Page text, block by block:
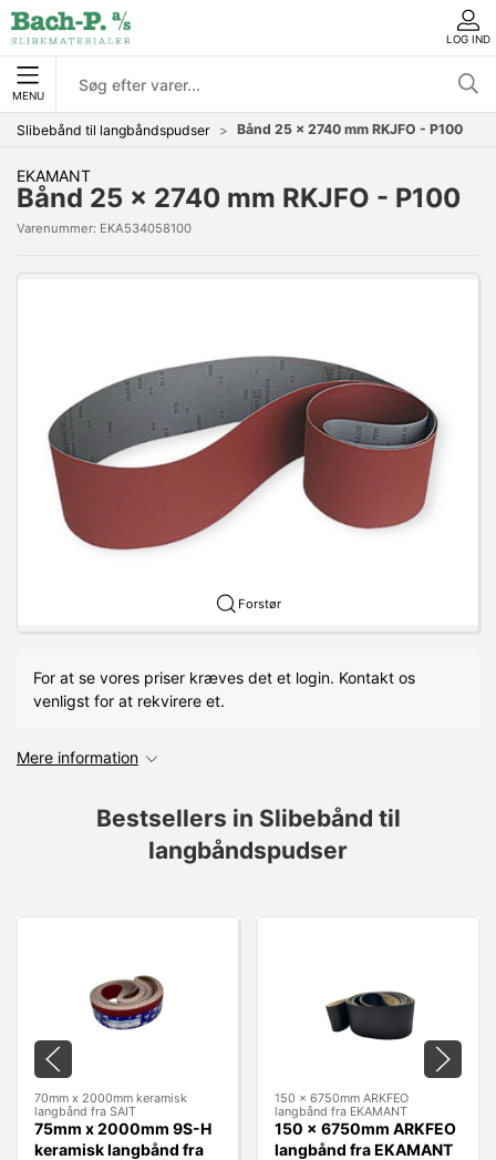
LOG IND
MENU
Slibebånd til langbåndspudser Bånd 25 x 2740 mm RKJFO - P100
EKAMANT
Bånd 25 x 2740 mm RKJFO - P100
Varenummer: EKA534058100
Forstør
For at se vores priser kræves det et login. Kontakt os
venligst for at rekvirere et.
Mere information
Bestsellers in Slibebånd til
langbåndspudser
70mm x 2000mm keramisk
langbånd fra SAIT
75mm x 2000mm 9S-H
keramisk langbånd fra
150 x 6750mm ARKFEO
langbånd fra EKAMANT
150 x 6750mm ARKFEO
langbånd fra EKAMANT